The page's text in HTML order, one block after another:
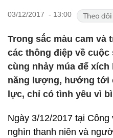
03/12/2017 - 13:00
Trong sắc màu cam và
các thông điệp về
cùng nhảy múa để xích
năng lượng, hướng tới
lực, chỉ có tình yêu vì
Ngày 3/12/2017 tại
nghìn thanh niên và